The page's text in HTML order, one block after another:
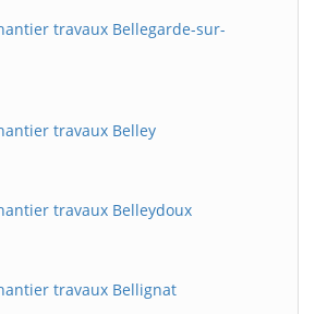
travaux Bellegarde-sur-
travaux Belley
travaux Belleydoux
travaux Bellignat